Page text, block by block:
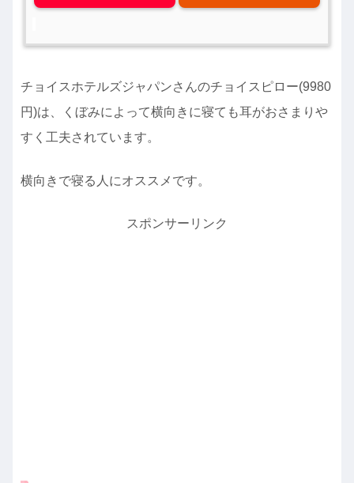
チョイスホテルズジャパンさんのチョイスピロー(9980
円)は、くぼみによって横向きに寝ても耳がおさまりや
すく工夫されています。
横向きで寝る人にオススメです。
スポンサーリンク